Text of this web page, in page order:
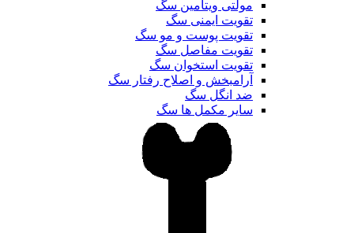
مولتی ویتامین سگ
تقویت ایمنی سگ
تقویت پوست و مو سگ
تقویت مفاصل سگ
تقویت استخوان سگ
آرامبخش و اصلاح رفتار سگ
ضد انگل سگ
سایر مکمل ها سگ